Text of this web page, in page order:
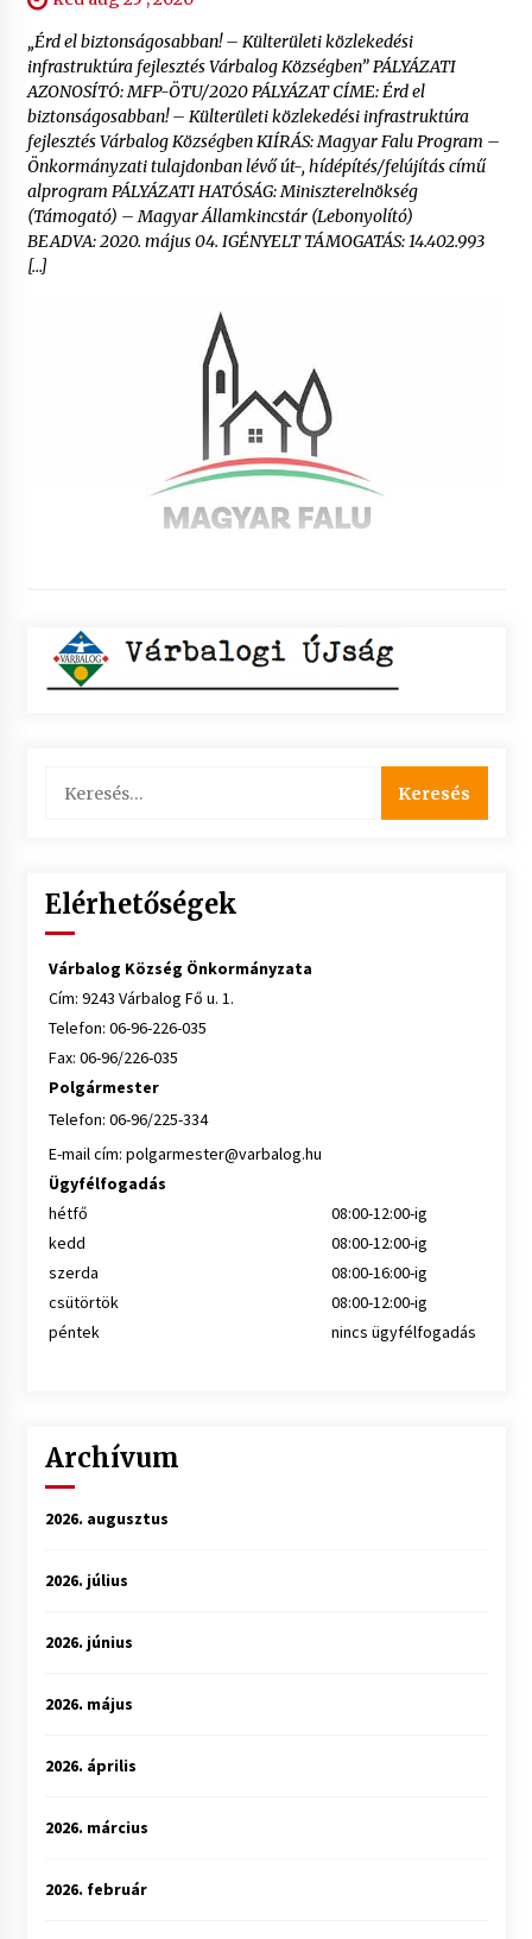
„Érd el biztonságosabban! – Külterületi közlekedési
infrastruktúra fejlesztés Várbalog Községben” PÁLYÁZATI
AZONOSÍTÓ: MFP-ÖTU/2020 PÁLYÁZAT CÍME: Érd el
biztonságosabban! – Külterületi közlekedési infrastruktúra
fejlesztés Várbalog Községben KIÍRÁS: Magyar Falu Program –
Önkormányzati tulajdonban lévő út-, hídépítés/felújítás című
alprogram PÁLYÁZATI HATÓSÁG: Miniszterelnökség
(Támogató) – Magyar Államkincstár (Lebonyolító)
BEADVA: 2020. május 04. IGÉNYELT TÁMOGATÁS: 14.402.993
[…]
Elérhetőségek
Várbalog Község Önkormányzata
Cím: 9243 Várbalog Fő u. 1.
Telefon: 06-96-226-035
Fax: 06-96/226-035
Polgármester
Telefon: 06-96/225-334
E-mail cím: polgarmester@varbalog.hu
Ügyfélfogadás
hétfő
08:00-12:00-ig
kedd
08:00-12:00-ig
szerda
08:00-16:00-ig
csütörtök
08:00-12:00-ig
péntek
nincs ügyfélfogadás
Archívum
2026. augusztus
2026. július
2026. június
2026. május
2026. április
2026. március
2026. február